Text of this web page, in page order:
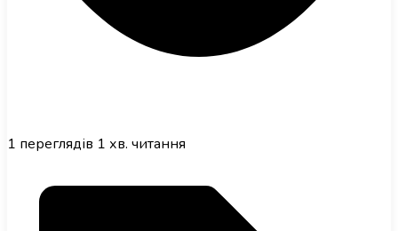
1 переглядів 1 хв. читання